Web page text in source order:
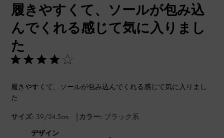
履きやすくて、ソールが包み込
んでくれる感じて気に入りまし
た
履きやすくて、ソールが包み込んでくれる感じて気に入りまし
た
サイズ: 39/24.5cm | カラー: ブラック系
デザイン